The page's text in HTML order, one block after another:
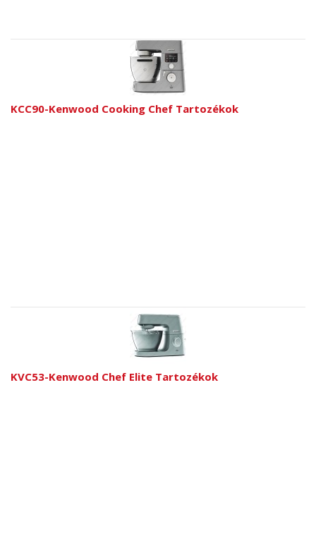
KCC90-Kenwood Cooking Chef Tartozékok
KVC53-Kenwood Chef Elite Tartozékok